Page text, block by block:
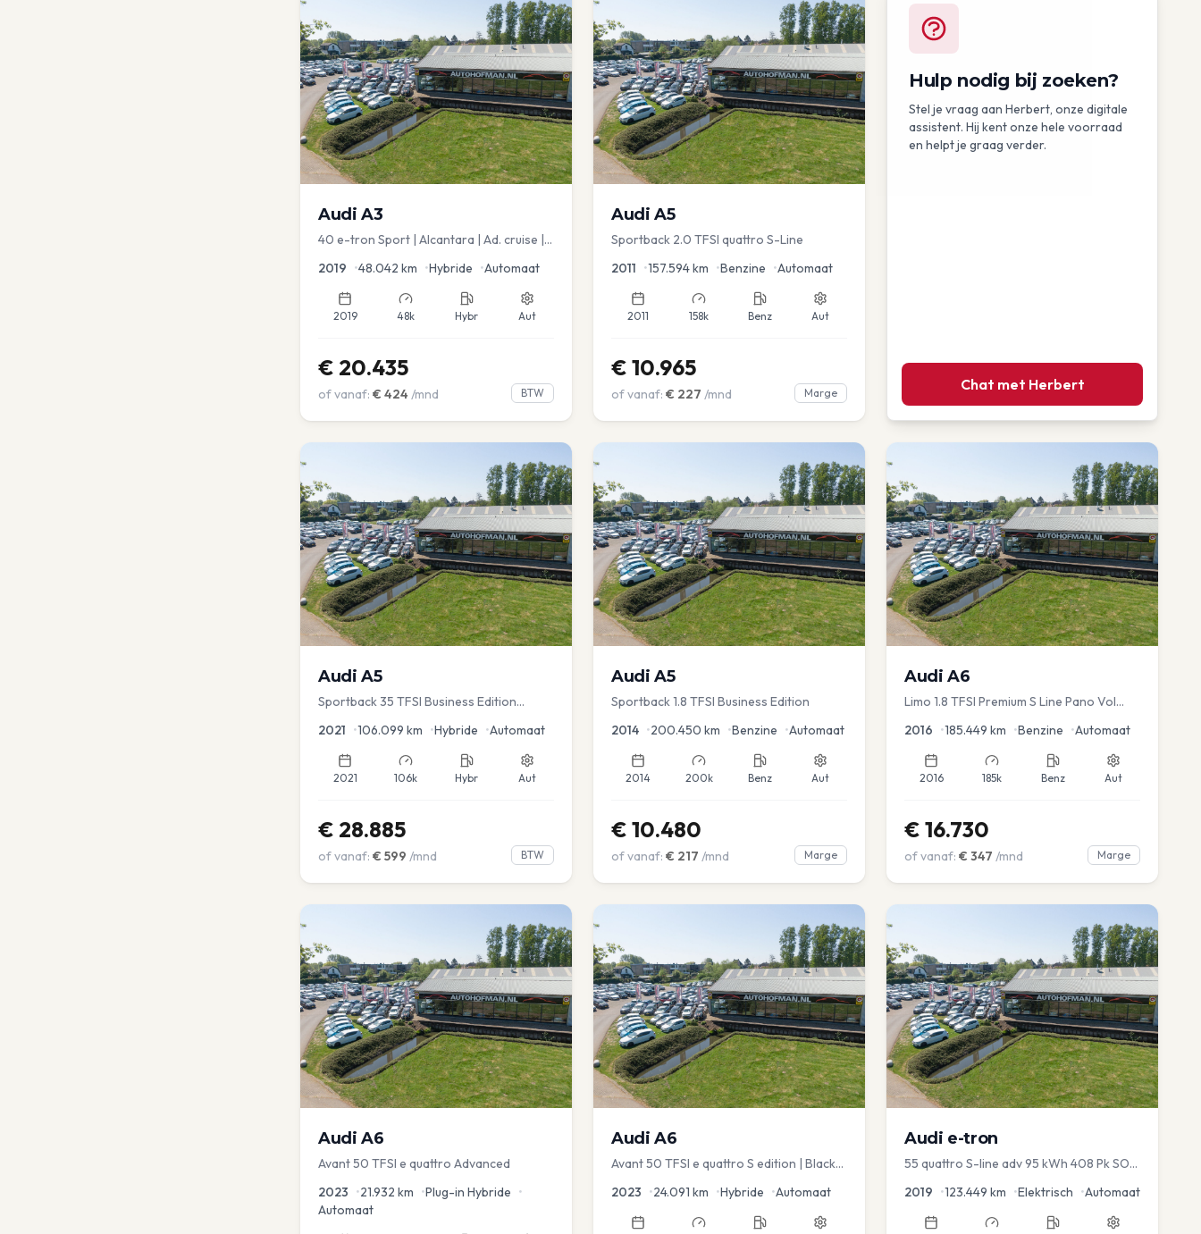
Audi A3
40 e-tron Sport | Alcantara | Ad. cruise |
2019 •48.042 km •Hybride •Automaat
2019 48k Hybr Aut
€ 20.435
of vanaf: € 424 /mnd BTW
Audi A5
Sportback 2.0 TFSI quattro S-Line
2011 •157.594km •Benzine •Automaat
2011 158k Benz Aut
€ 10.965
of vanaf: € 227 /mnd Marge
Hulp nodig bij zoeken?
Stel je vraag aan Herbert, onze digitale
assistent. Hij kent onze hele voorraad
en helpt je graag verder.
Chat met Herbert
Audi A5
Sportback 35 TFSI Business Edition
2021 •106.099 km •Hybride •Automaat
2021 106k Hybr Aut
€ 28.885
of vanaf: € 599 /mnd BTW
Audi A5
Sportback 1.8 TFSI Business Edition
2014 •200.450 km •Benzine •Automaat
2014 200k Benz Aut
€ 10.480
of vanaf: € 217 /mnd Marge
Audi A6
Limo 1.8 TFSI Premium S Line Pano Vol
aKlep
2016 •185.449 km •Benzine •Automaat
2016 185k Benz Aut
€ 16.730
of vanaf: € 347 /mnd Marge
Audi A6
Avant 50 TFSI e quattro Advanced
2023 •21.932 km •Plug-in Hybride •
Automaat
Audi A6
Avant 50 TFSI e quattro S edition | Black
Virtual
2023 •24.091 km •Hybride •Automaat
Audi e-tron
55 quattro S-line adv 95 kWh 408 Pk SOH
2019 •123.449 km •Elektrisch •Automaat